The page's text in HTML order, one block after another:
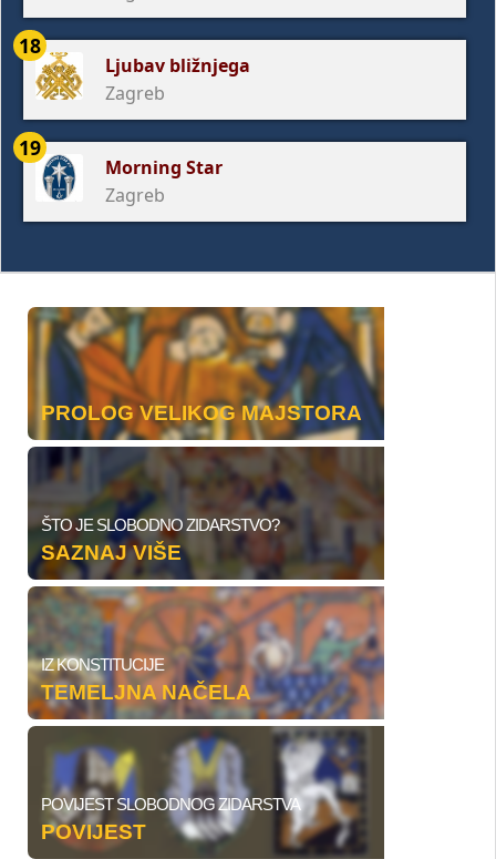
18
Ljubav bližnjega
Zagreb
19
Morning Star
Zagreb
PROLOG VELIKOG MAJSTORA
ŠTO JE SLOBODNO ZIDARSTVO?
SAZNAJ VIŠE
IZ KONSTITUCIJE
TEMELJNA NAČELA
POVIJEST SLOBODNOG ZIDARSTVA
POVIJEST